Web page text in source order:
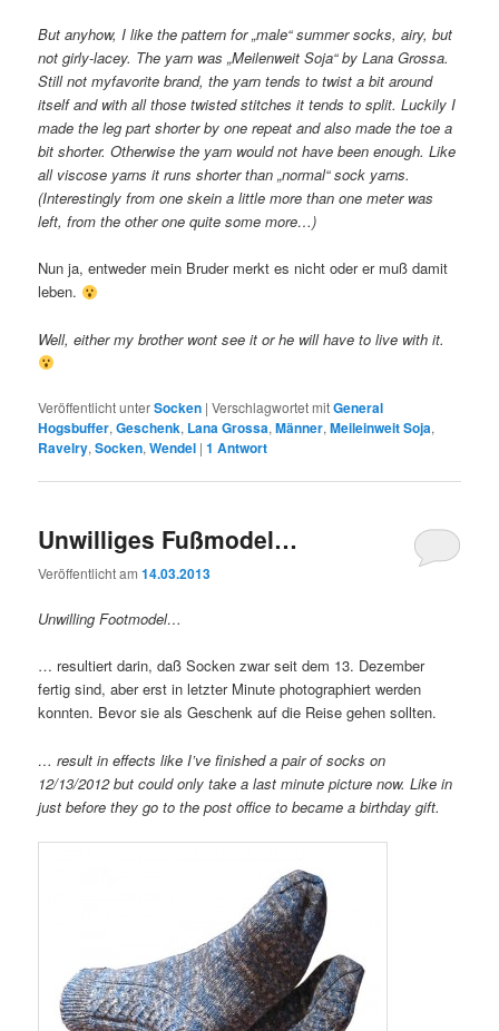
But anyhow, I like the pattern for „male“ summer socks, airy, but
not girly-lacey. The yarn was „Meilenweit Soja“ by Lana Grossa.
Still not myfavorite brand, the yarn tends to twist a bit around
itself and with all those twisted stitches it tends to split. Luckily I
made the leg part shorter by one repeat and also made the toe a
bit shorter. Otherwise the yarn would not have been enough. Like
all viscose yarns it runs shorter than „normal“ sock yarns.
(Interestingly from one skein a little more than one meter was
left, from the other one quite some more…)
Nun ja, entweder mein Bruder merkt es nicht oder er muß damit
leben.
Well, either my brother wont see it or he will have to live with it.
Veröffentlicht unterSocken |Verschlagwortet mitGeneral
Hogsbuffer,Geschenk, Lana Grossa,Männer,Meileinweit Soja,
Ravelry,Socken,Wendel |1 Antwort
Unwilliges Fußmodel…
Veröffentlicht am14.03.2013
Unwilling Footmodel…
… resultiert darin, daß Socken zwar seit dem 13. Dezember
fertig sind, aber erst in letzter Minute photographiert werden
konnten. Bevor sie als Geschenk auf die Reise gehen sollten.
… result in effects like I’ve finished a pair of socks on
12/13/2012 but could only take a last minute picture now. Like in
just before they go to the post office to became a birthday gift.